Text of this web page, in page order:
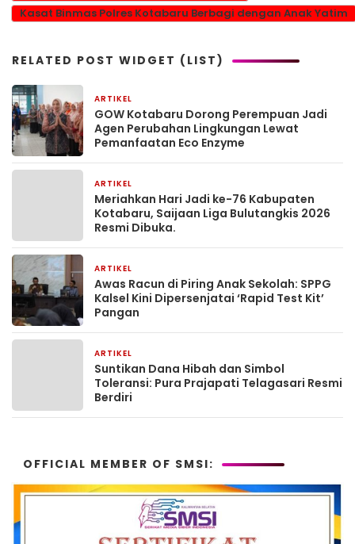
Kasat Binmas Polres Kotabaru Berbagi dengan Anak Yatim
RELATED POST WIDGET (LIST)
ARTIKEL
GOW Kotabaru Dorong Perempuan Jadi
Agen Perubahan Lingkungan Lewat
Pemanfaatan Eco Enzyme
ARTIKEL
Meriahkan Hari Jadi ke-76 Kabupaten
Kotabaru, Saijaan Liga Bulutangkis 2026
Resmi Dibuka.
ARTIKEL
Awas Racun di Piring Anak Sekolah: SPPG
Kalsel Kini Dipersenjatai ‘Rapid Test Kit’
Pangan
ARTIKEL
Suntikan Dana Hibah dan Simbol
Toleransi: Pura Prajapati Telagasari Resmi
Berdiri
OFFICIAL MEMBER OF SMSI: